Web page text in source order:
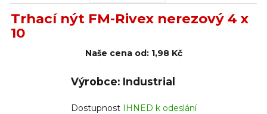
Trhací nýt FM-Rivex nerezový 4 x
10
Naše cena od:1,98 Kč
Výrobce: Industrial
DostupnostIHNED k odeslání